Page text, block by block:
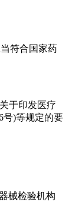
符合国家药
于印发医疗
号)等规定的要
械检验机构